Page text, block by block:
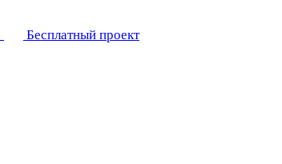
Бесплатный проект